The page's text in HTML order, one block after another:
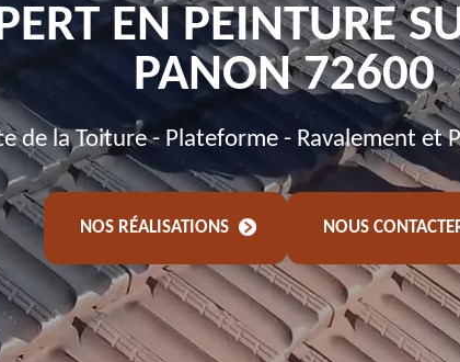
EN PEINTURE
PANON 72600
de la Toiture - Plateforme - Ravalement et
NOS RÉALISATIONS NOUS